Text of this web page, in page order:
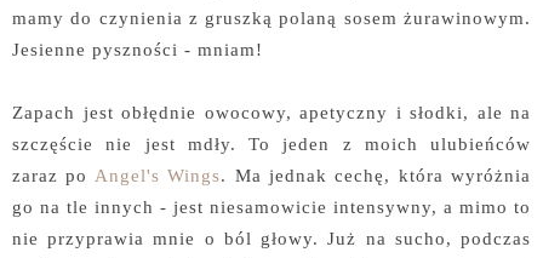
mamy do czynienia z gruszką polaną sosem żurawinowym.
Jesienne pyszności - mniam!
Zapach jest obłędnie owocowy, apetyczny i słodki, ale na
szczęście nie jest mdły. To jeden z moich ulubieńców
zaraz po Angel's Wings. Ma jednak cechę, która wyróżnia
go na tle innych - jest niesamowicie intensywny, a mimo to
nie przyprawia mnie o ból głowy. Już na sucho, podczas